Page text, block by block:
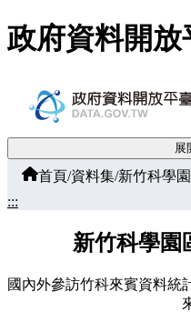
跳至主要內容
政府資料開放
展
首頁/資料集/新竹科學
:::
新竹科學園
國內外參訪竹科來賓資料統